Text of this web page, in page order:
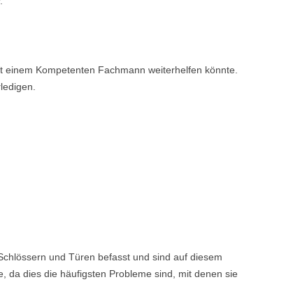
Kompetenten Fachmann weiterhelfen könnte.
und Türen befasst und sind auf diesem
da dies die häufigsten Probleme sind, mit denen sie